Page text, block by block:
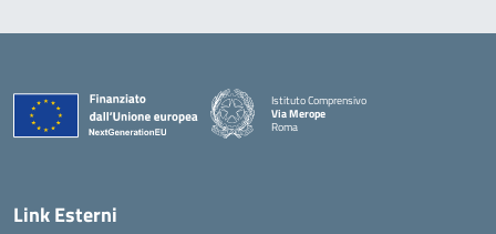
Istituto Comprensivo
Via Merope
Roma
Link Esterni